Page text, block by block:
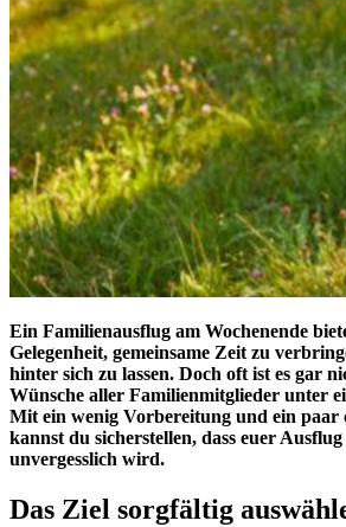
Ein Familienausflug am Wochenende
Gelegenheit, gemeinsame Zeit zu
hinter sich zu lassen. Doch oft ist es gar
Wünsche aller Familienmitglieder unter
Mit ein wenig Vorbereitung und ein paar
kannst du sicherstellen, dass euer
unvergesslich wird.
Das Ziel sorgfältig